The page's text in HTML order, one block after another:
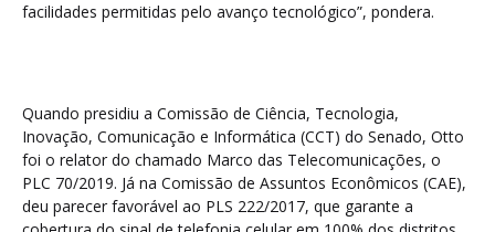
facilidades permitidas pelo avanço tecnológico”, pondera.
Quando presidiu a Comissão de Ciência, Tecnologia,
Inovação, Comunicação e Informática (CCT) do Senado, Otto
foi o relator do chamado Marco das Telecomunicações, o
PLC 70/2019. Já na Comissão de Assuntos Econômicos (CAE),
deu parecer favorável ao PLS 222/2017, que garante a